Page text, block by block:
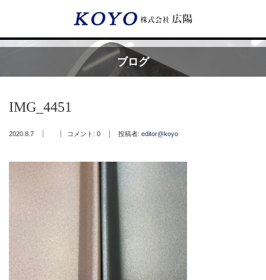
ブログ
IMG_4451
2020.8.7 コメント: 0 投稿者: editor@koyo
Menu
フッ素樹脂ベルト
取付工事・メンテナンス
販売製品